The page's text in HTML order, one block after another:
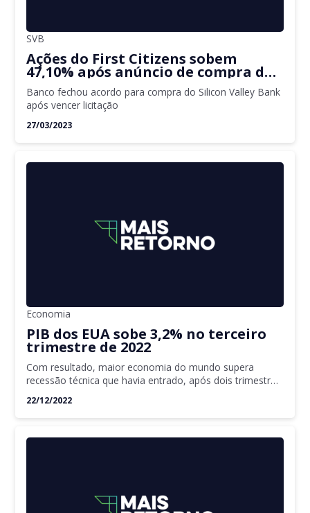
SVB
Ações do First Citizens sobem
47,10% após anúncio de compra do
Silicon Valley Bank
Banco fechou acordo para compra do Silicon Valley Bank
após vencer licitação
27/03/2023
Economia
PIB dos EUA sobe 3,2% no terceiro
trimestre de 2022
Com resultado, maior economia do mundo supera
recessão técnica que havia entrado, após dois trimestres
22/12/2022